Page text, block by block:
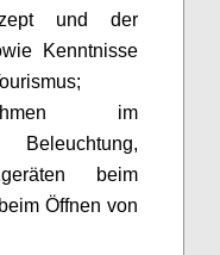
und der
Kenntnisse
im
beim
Öffnen von